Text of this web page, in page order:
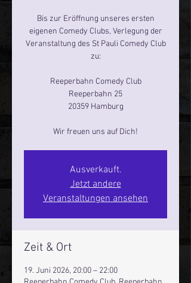
Bis zur Eröffnung unseres ersten
eigenen Comedy Clubs, Verlegung der
Veranstaltung des St Pauli Comedy Club
zu:
Reeperbahn Comedy Club
Reeperbahn 25
20359 Hamburg
Ausverkauft.
Jetzt andere
Veranstaltungen ansehen
Zeit & Ort
19. Juni 2026, 20:00 – 22:00